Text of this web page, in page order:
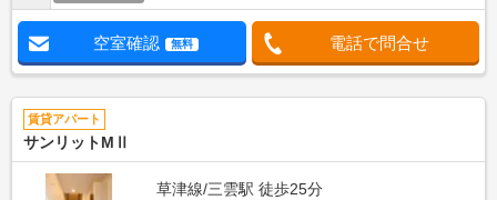
空室確認 無料 電話で問合せ
賃貸アパート
サンリットMⅡ
草津線/三雲駅 徒歩25分